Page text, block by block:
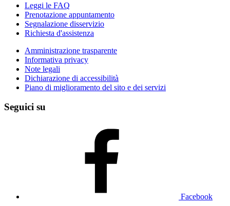
Leggi le FAQ
Prenotazione appuntamento
Segnalazione disservizio
Richiesta d'assistenza
Amministrazione trasparente
Informativa privacy
Note legali
Dichiarazione di accessibilità
Piano di miglioramento del sito e dei servizi
Seguici su
Facebook